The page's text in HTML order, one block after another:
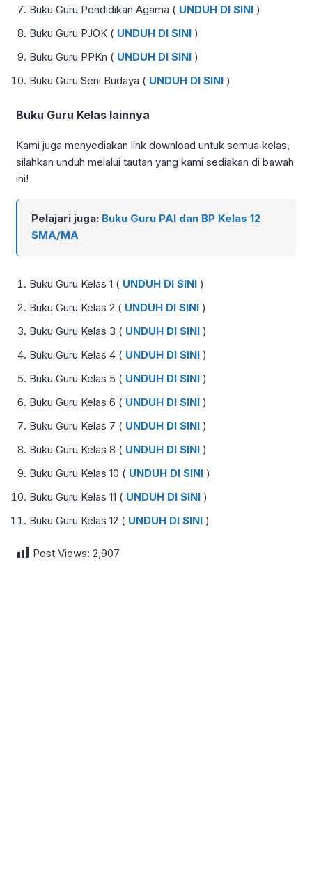
Buku Guru Pendidikan Agama ( UNDUH DI SINI )
Buku Guru PJOK ( UNDUH DI SINI )
Buku Guru PPKn ( UNDUH DI SINI )
Buku Guru Seni Budaya ( UNDUH DI SINI )
Buku Guru Kelas lainnya
Kami juga menyediakan link download untuk semua kelas,
silahkan unduh melalui tautan yang kami sediakan di bawah
ini!
Pelajari juga: Buku Guru PAI dan BP Kelas 12
SMA/MA
Buku Guru Kelas 1 ( UNDUH DI SINI )
Buku Guru Kelas 2 ( UNDUH DI SINI )
Buku Guru Kelas 3 ( UNDUH DI SINI )
Buku Guru Kelas 4 ( UNDUH DI SINI )
Buku Guru Kelas 5 ( UNDUH DI SINI )
Buku Guru Kelas 6 ( UNDUH DI SINI )
Buku Guru Kelas 7 ( UNDUH DI SINI )
Buku Guru Kelas 8 ( UNDUH DI SINI )
Buku Guru Kelas 10 ( UNDUH DI SINI )
Buku Guru Kelas 11 ( UNDUH DI SINI )
Buku Guru Kelas 12 ( UNDUH DI SINI )
Post Views: 2,907